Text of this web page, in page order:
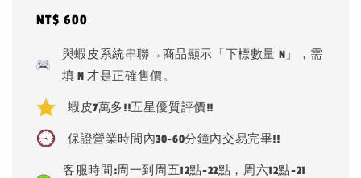
Regular
NT$ 600
與蝦皮系統串聯→商品顯示「下標數量 N」，需
填 N 才是正確售價。
蝦皮7萬多!!五星優質評價!!
保證營業時間內30-60分鐘內交易完畢!!
客服時間:周一到周五12點-22點，周六12點-21